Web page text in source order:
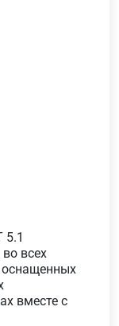
5.1
всех
оснащенных
вместе с